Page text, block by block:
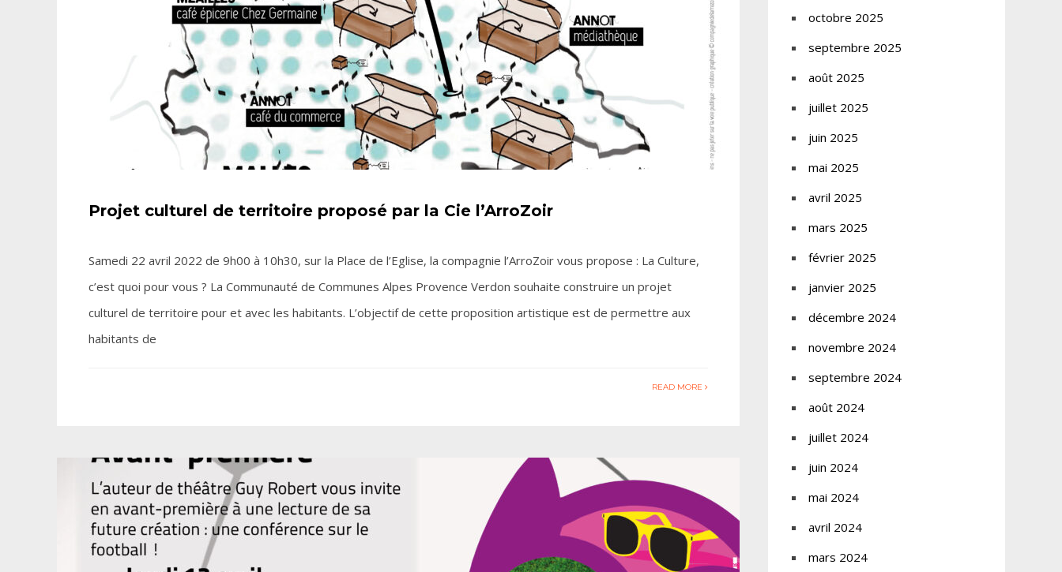
Projet culturel de territoire proposé par la Cie l’ArroZoir
Samedi 22 avril 2022 de 9h00 à 10h30, sur la Place de l’Eglise, la compagnie l’ArroZoir vous propose : La Culture,
c’est quoi pour vous ? La Communauté de Communes Alpes Provence Verdon souhaite construire un projet
culturel de territoire pour et avec les habitants. L’objectif de cette proposition artistique est de permettre aux
habitants de
READ MORE
octobre 2025
septembre 2025
août 2025
juillet 2025
juin 2025
mai 2025
avril 2025
mars 2025
février 2025
janvier 2025
décembre 2024
novembre 2024
septembre 2024
août 2024
juillet 2024
juin 2024
mai 2024
avril 2024
mars 2024